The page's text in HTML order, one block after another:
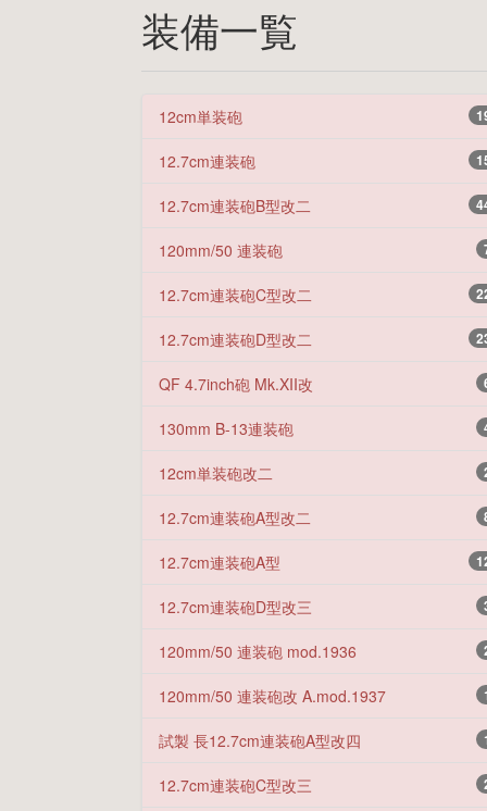
装備一覧
12cm単装砲
12.7cm連装砲
12.7cm連装砲B型改二
120mm/50 連装砲
12.7cm連装砲C型改二
12.7cm連装砲D型改二
QF 4.7inch砲 Mk.XII改
130mm B-13連装砲
12cm単装砲改二
12.7cm連装砲A型改二
12.7cm連装砲A型
12.7cm連装砲D型改三
120mm/50 連装砲 mod.1936
120mm/50 連装砲改 A.mod.1937
試製 長12.7cm連装砲A型改四
12.7cm連装砲C型改三